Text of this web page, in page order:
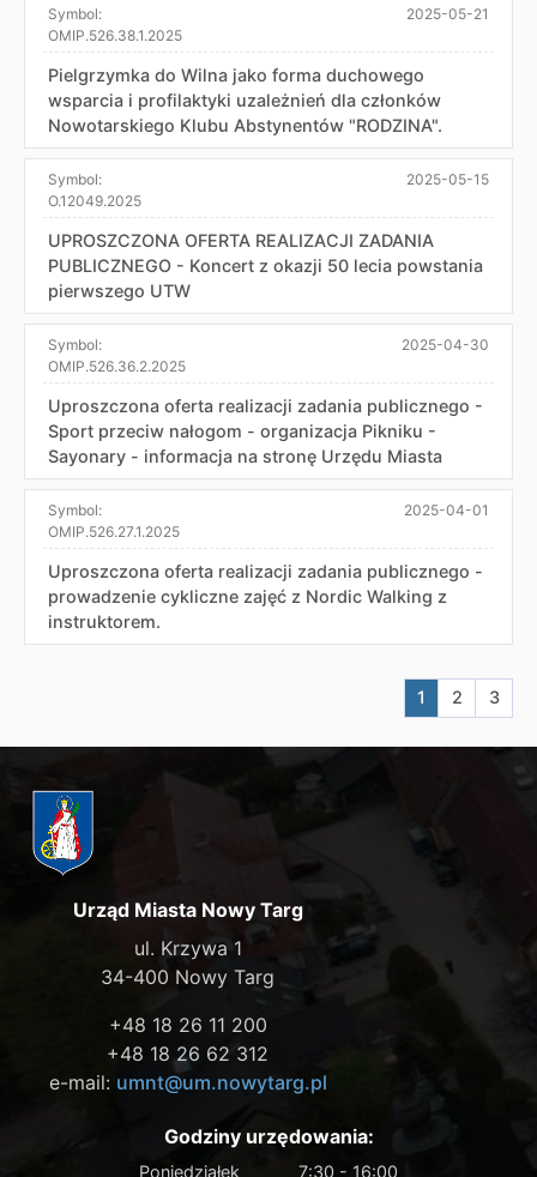
Symbol:
OMIP.526.38.1.2025
2025-05-21
Pielgrzymka do Wilna jako forma duchowego
wsparcia i profilaktyki uzależnień dla członków
Nowotarskiego Klubu Abstynentów "RODZINA".
Symbol:
O.12049.2025
2025-05-15
UPROSZCZONA OFERTA REALIZACJI ZADANIA
PUBLICZNEGO - Koncert z okazji 50 lecia powstania
pierwszego UTW
Symbol:
OMIP.526.36.2.2025
2025-04-30
Uproszczona oferta realizacji zadania publicznego -
Sport przeciw nałogom - organizacja Pikniku -
Sayonary - informacja na stronę Urzędu Miasta
Symbol:
OMIP.526.27.1.2025
2025-04-01
Uproszczona oferta realizacji zadania publicznego -
prowadzenie cykliczne zajęć z Nordic Walking z
instruktorem.
Aktualna
1 Przejdź
2 3
Urząd Miasta Nowy Targ
ul. Krzywa 1
34-400 Nowy Targ
+48 18 26 11 200
+48 18 26 62 312
e-mail: umnt@um.nowytarg.pl
Godziny urzędowania:
Poniedziałek 7:30 - 16:00